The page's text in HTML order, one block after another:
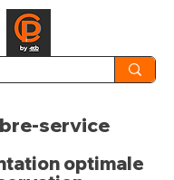
service
optimale